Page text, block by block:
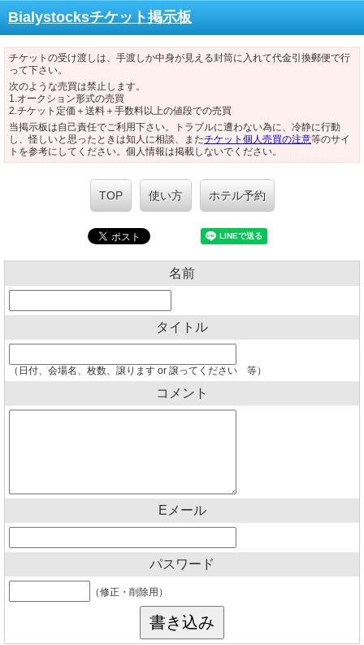
Bialystocksチケット掲示板
チケットの受け渡しは、手渡しか中身が見える封筒に入れて代金引換郵便で行
って下さい。
次のような売買は禁止します。
1.オークション形式の売買
2.チケット定価＋送料＋手数料以上の値段での売買
当掲示板は自己責任でご利用下さい。トラブルに遭わない為に、冷静に行動
し、怪しいと思ったときは知人に相談、またチケット個人売買の注意等のサイ
トを参考にしてください。個人情報は掲載しないでください。
TOP 使い方 ホテル予約
名前
タイトル
（日付、会場名、枚数、譲ります or 譲ってください 等）
コメント
Eメール
パスワード
（修正・削除用）